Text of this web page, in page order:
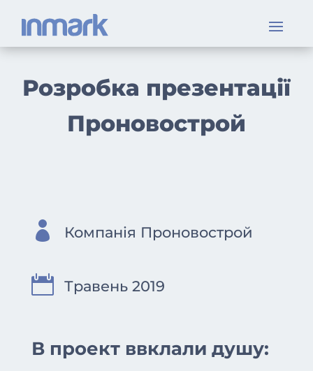
Розробка презентації
Проновострой
 Компанія Проновострой
 Травень 2019
В проект ввклали душу: